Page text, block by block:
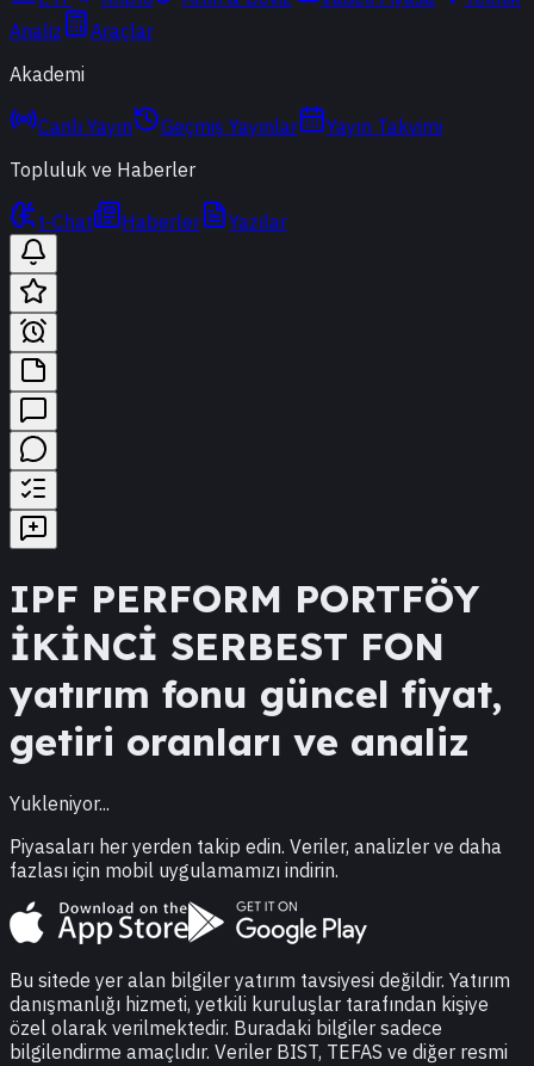
Analiz
Araçlar
Akademi
Canlı Yayın Geçmiş Yayınlar
Yayın Takvimi
Topluluk ve Haberler
t-Chat Haberler Yazılar
IPF PERFORM PORTFÖY
İKİNCİ SERBEST FON
yatırım fonu güncel fiyat,
getiri oranları ve analiz
Yukleniyor...
Piyasaları her yerden takip edin. Veriler, analizler ve daha
fazlası için mobil uygulamamızı indirin.
Bu sitede yer alan bilgiler yatırım tavsiyesi değildir. Yatırım
danışmanlığı hizmeti, yetkili kuruluşlar tarafından kişiye
özel olarak verilmektedir. Buradaki bilgiler sadece
bilgilendirme amaçlıdır. Veriler BIST, TEFAS ve diğer resmi